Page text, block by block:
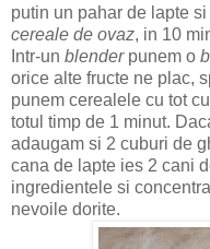
putin un pahar de lapte
cereale de ovaz, in 10
Intr-un blenderpunem o
orice alte fructe ne plac,
punem cerealele cu tot
totul timp de 1 minut.
adaugam si 2 cuburi de
cana de lapte ies 2 cani
ingredientele si
nevoile dorite.